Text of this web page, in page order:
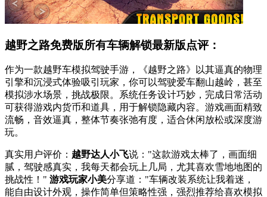
越野之路免费版所有车辆解锁最新版点评：
作为一款越野车模拟驾驶手游，《越野之路》以其逼真的物理
引擎和沉浸式体验吸引玩家，你可以驾驶爱车翻山越岭，甚至
模拟涉水场景，挑战极限。系统任务设计巧妙，完成日常活动
可获得游戏内货币和道具，用于解锁隐藏内容。游戏画面精致
流畅，音效逼真，整体节奏张弛有度，适合休闲放松或深度游
玩。
真实用户评价： 越野达人小飞说："这款游戏太棒了，画面细
腻，驾驶感真实，我每天都会玩上几局，尤其喜欢雪地地图的
挑战性！" 游戏玩家小美分享道："车辆改装系统让我着迷，
能自由设计外观，操作简单但策略性强，强烈推荐给喜欢模拟